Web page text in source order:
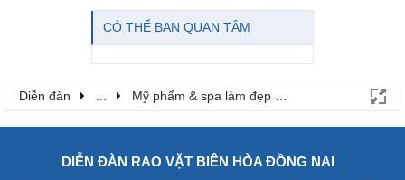
CÓ THỂ BẠN QUAN TÂM
Diễn đàn Mỹ phẩm & spa làm đẹp tại Đồng Nai
DIỄN ĐÀN RAO VẶT BIÊN HÒA ĐỒNG NAI